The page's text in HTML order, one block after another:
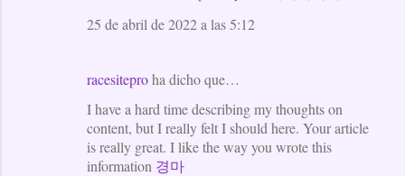
25 de abril de 2022 a las 5:12
racesiteproha dicho que…
I have a hard time describing my thoughts on
content, but I really felt I should here. Your article
is really great. I like the way you wrote this
information 경마